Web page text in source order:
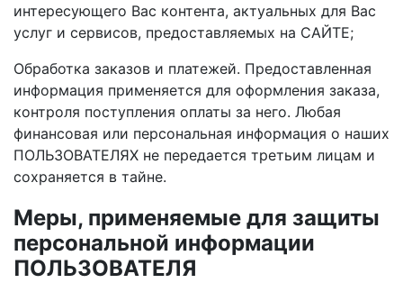
интересующего Вас контента, актуальных для Вас
услуг и сервисов, предоставляемых на САЙТЕ;
Обработка заказов и платежей. Предоставленная
информация применяется для оформления заказа,
контроля поступления оплаты за него. Любая
финансовая или персональная информация о наших
ПОЛЬЗОВАТЕЛЯХ не передается третьим лицам и
сохраняется в тайне.
Меры, применяемые для защиты
персональной информации
ПОЛЬЗОВАТЕЛЯ